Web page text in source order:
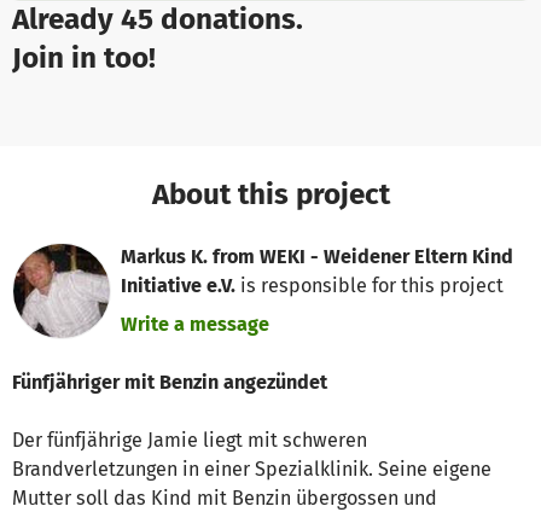
Already 45 donations.
Join in too!
About this project
Markus K. from WEKI - Weidener Eltern Kind
Initiative e.V. is responsible for this project
Write a message
Fünfjähriger mit Benzin angezündet
Der fünfjährige Jamie liegt mit schweren
Brandverletzungen in einer Spezialklinik. Seine eigene
Mutter soll das Kind mit Benzin übergossen und